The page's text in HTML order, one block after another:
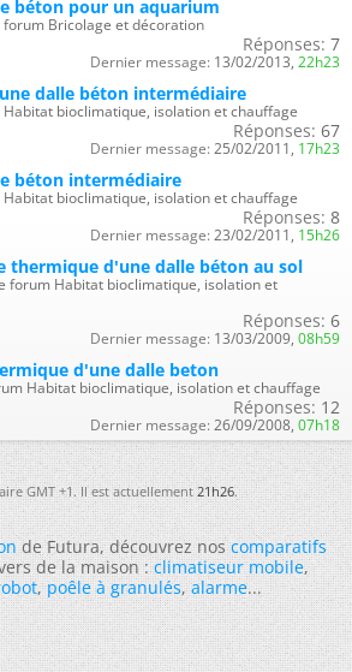
béton pour un aquarium
Bricolage et décoration
Réponses: 7
Dernier message: 13/02/2013, 22h23
dalle béton intermédiaire
bioclimatique, isolation et chauffage
Réponses: 67
Dernier message: 25/02/2011, 17h23
béton intermédiaire
bioclimatique, isolation et chauffage
Réponses: 8
Dernier message: 23/02/2011, 15h26
thermique d'une dalle béton au sol
forum Habitat bioclimatique, isolation et
Réponses: 6
Dernier message: 13/03/2009, 08h59
d'une dalle beton
Habitat bioclimatique, isolation et chauffage
Réponses: 12
Dernier message: 26/09/2008, 07h18
GMT +1. Il est actuellement21h26.
de Futura, découvrez noscomparatifs
de la maison :climatiseur mobile,
,poêle à granulés,alarme...